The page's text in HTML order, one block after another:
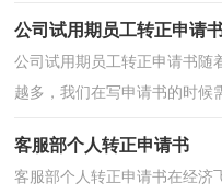
公司试用期员工转正申请
公司试用期员工转正申请书随
越多，我们在写申请书的时候
客服部个人转正申请书
客服部个人转正申请书在经济